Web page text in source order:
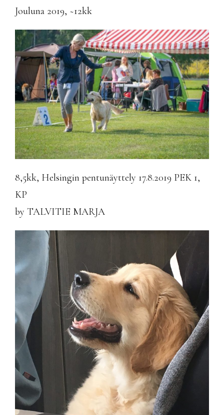
Jouluna 2019, ~12kk
8,5kk, Helsingin pentunäyttely 17.8.2019 PEK 1,
KP
by TALVITIE MARJA